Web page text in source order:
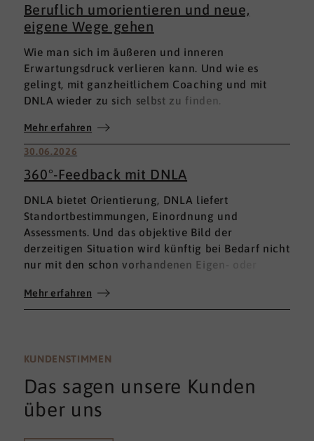
Beruflich umorientieren und neue,
eigene Wege gehen
Wie man sich im äußeren und inneren
Erwartungsdruck verlieren kann. Und wie es
gelingt, mit ganzheitlichem Coaching und mit
DNLA wieder zu sich selbst zu finden.
Mehr erfahren
30.06.2026
360°-Feedback mit DNLA
DNLA bietet Orientierung, DNLA liefert
Standortbestimmungen, Einordnung und
Assessments. Und das objektive Bild der
derzeitigen Situation wird künftig bei Bedarf nicht
nur mit den schon vorhandenen Eigen- oder
umfassenden 360°-Feedback.
Mehr erfahren
KUNDENSTIMMEN
Das sagen unsere Kunden
über uns